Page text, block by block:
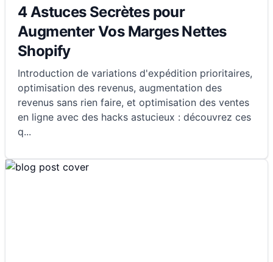
4 Astuces Secrètes pour
Augmenter Vos Marges Nettes
Shopify
Introduction de variations d'expédition prioritaires,
optimisation des revenus, augmentation des
revenus sans rien faire, et optimisation des ventes
en ligne avec des hacks astucieux : découvrez ces
q...